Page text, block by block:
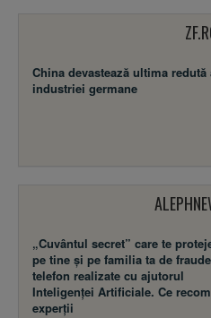
China devastează ultima redută
industriei germane
„Cuvântul secret” care te
pe tine și pe familia ta de
telefon realizate cu ajutorul
Inteligenței Artificiale. Ce
experții